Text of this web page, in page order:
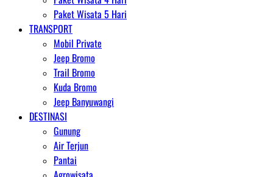
Paket Wisata 5 Hari
TRANSPORT
Mobil Private
Jeep Bromo
Trail Bromo
Kuda Bromo
Jeep Banyuwangi
DESTINASI
Gunung
Air Terjun
Pantai